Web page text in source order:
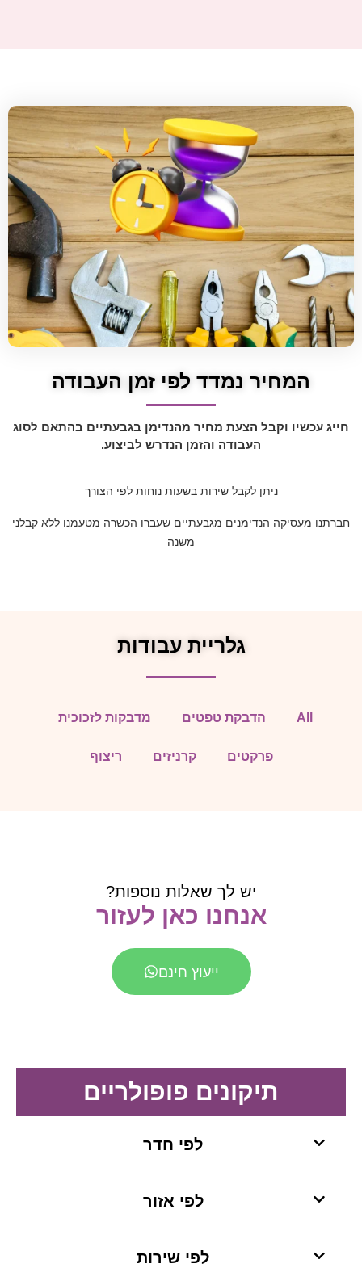
המחיר נמדד לפי זמן העבודה
חייג עכשיו וקבל הצעת מחיר מהנדימן בגבעתיים בהתאם לסוג
העבודה והזמן הנדרש לביצוע.
ניתן לקבל שירות בשעות נוחות לפי הצורך
חברתנו מעסיקה הנדימנים מגבעתיים שעברו הכשרה מטעמנו ללא קבלני
משנה
גלריית עבודות
All הדבקת טפטים מדבקות לזכוכית
פרקטים קרניזים ריצוף
יש לך שאלות נוספות?
אנחנו כאן לעזור
ייעוץ חינם
תיקונים פופולריים
לפי חדר​
לפי אזור
לפי שירות